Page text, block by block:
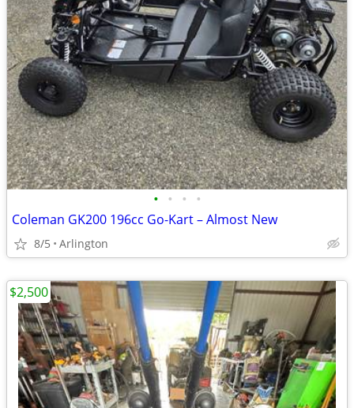
• • • •
Coleman GK200 196cc Go-Kart – Almost New
8/5 Arlington
$2,500